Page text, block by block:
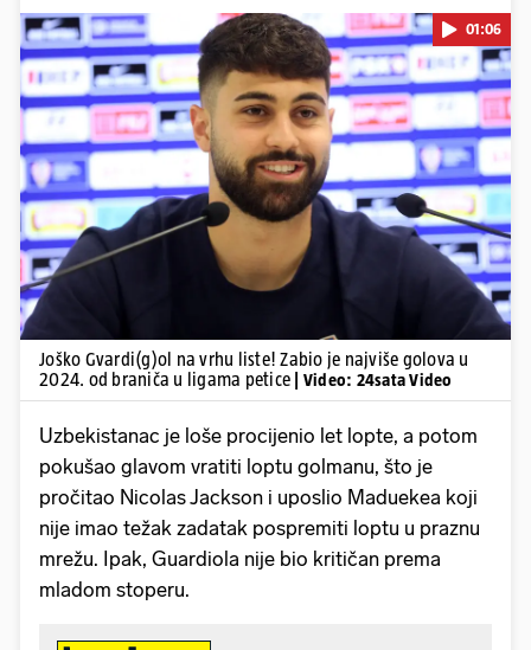
Pokretanje videa...
01:06
Joško Gvardi(g)ol na vrhu liste! Zabio je najviše golova u
2024. od braniča u ligama petice
| Video: 24sata Video
Uzbekistanac je loše procijenio let lopte, a potom
pokušao glavom vratiti loptu golmanu, što je
pročitao Nicolas Jackson i uposlio Maduekea koji
nije imao težak zadatak pospremiti loptu u praznu
mrežu. Ipak, Guardiola nije bio kritičan prema
mladom stoperu.